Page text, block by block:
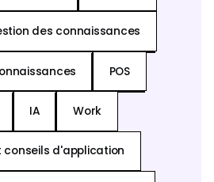
des connaissances
POS
IA Work
conseils d'application